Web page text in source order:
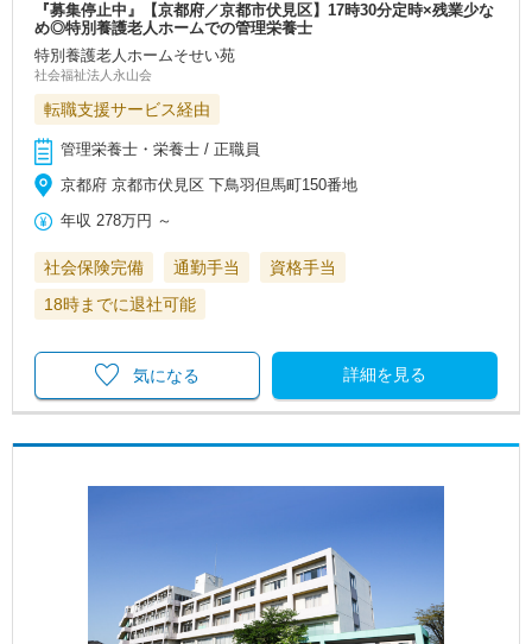
『募集停止中』【京都府／京都市伏見区】17時30分定時×残業少な
め◎特別養護老人ホームでの管理栄養士
特別養護老人ホームそせい苑
社会福祉法人永山会
転職支援サービス経由
管理栄養士・栄養士 / 正職員
京都府 京都市伏見区 下鳥羽但馬町150番地
年収 278万円 ～
社会保険完備 通勤手当
資格手当
18時までに退社可能
詳細を見る
気になる